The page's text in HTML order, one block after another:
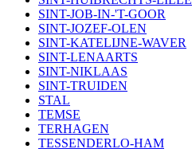
SINT-JOB-IN-'T-GOOR
SINT-JOZEF-OLEN
SINT-KATELIJNE-WAVER
SINT-LENAARTS
SINT-NIKLAAS
SINT-TRUIDEN
STAL
TEMSE
TERHAGEN
TESSENDERLO-HAM